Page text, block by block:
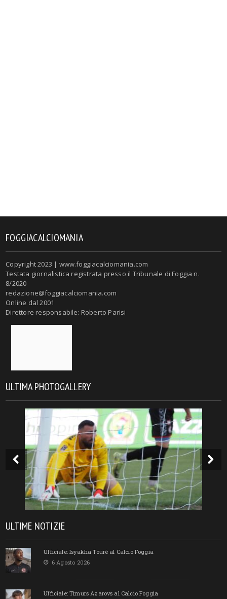
FOGGIACALCIOMANIA
Copyright 2023 | www.foggiacalciomania.com
Testata giornalistica registrata presso il Tribunale di Foggia n.
8/2020
redazione@foggiacalciomania.com
Online dal 2001
Direttore responsabile: Roberto Parisi
ULTIMA PHOTOGALLERY
ULTIME NOTIZIE
Ufficiale: Isyakha Tourè al Calcio Foggia
6 Agosto 2026
Ufficiale: Timurs Azarovs al Calcio Foggia